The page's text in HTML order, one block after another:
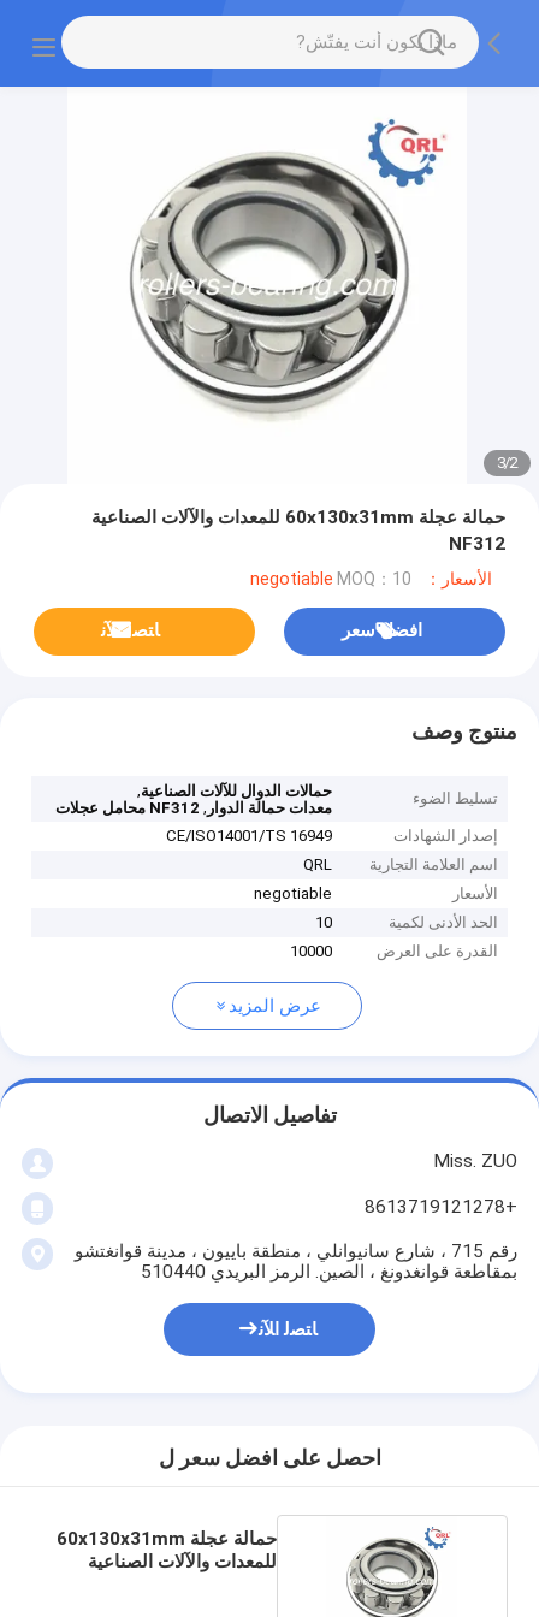
2
/
3
حمالة عجلة 60x130x31mm للمعدات والآلات الصناعية
NF312
الأسعار：negotiable MOQ：10
افضل سعر ﺎﺘﺼﻟ ﺍﻶﻧ
منتوج وصف
تسليط الضوء حمالات الدوال للآلات الصناعية,
معدات حمالة الدوار , NF312 محامل عجلات
إصدار الشهادات
CE/ISO14001/TS 16949
اسم العلامة التجارية
QRL
الأسعار
negotiable
الحد الأدنى لكمية
10
القدرة على العرض
10000
عرض المزيد
تفاصيل الاتصال
Miss. ZUO
+8613719121278
رقم 715 ، شارع سانيوانلي ، منطقة باييون ، مدينة قوانغتشو
بمقاطعة قوانغدونغ ، الصين. الرمز البريدي 510440
ﺎﺘﺼﻟ ﺍﻶﻧ
احصل على افضل سعر ل
حمالة عجلة 60x130x31mm
للمعدات والآلات الصناعية